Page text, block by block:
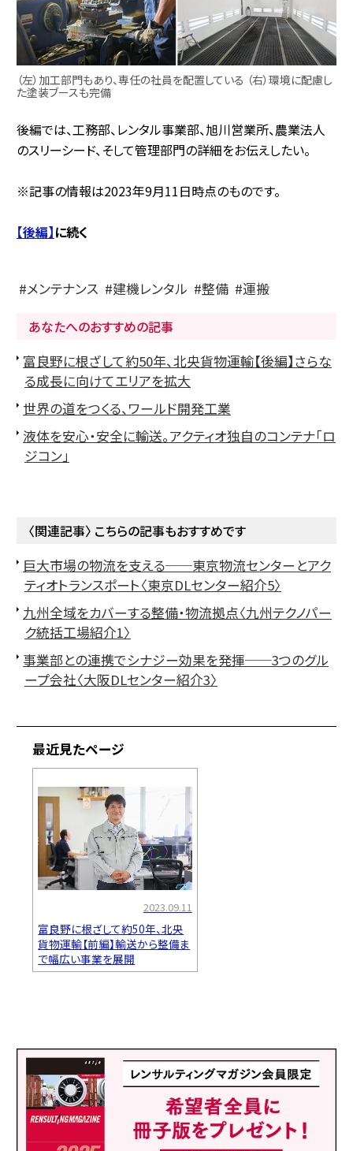
（左）加工部門もあり、専任の社員を配置している （右）環境に配慮し
た塗装ブースも完備
後編では、工務部、レンタル事業部、旭川営業所、農業法人
のスリーシード、そして管理部門の詳細をお伝えしたい。
※記事の情報は2023年9月11日時点のものです。
【後編】に続く
メンテナンス 建機レンタル 整備
運搬
あなたへのおすすめの記事
富良野に根ざして約50年、北央貨物運輸【後編】さらな
る成長に向けてエリアを拡大
世界の道をつくる、ワールド開発工業
液体を安心・安全に輸送。アクティオ独自のコンテナ「ロ
ジコン」
〈関連記事〉 こちらの記事もおすすめです
巨大市場の物流を支える──東京物流センターとアク
ティオトランスポート〈東京DLセンター紹介5〉
九州全域をカバーする整備・物流拠点〈九州テクノパー
ク統括工場紹介1〉
事業部との連携でシナジー効果を発揮──3つのグル
ープ会社〈大阪DLセンター紹介3〉
最近見たページ
2023.09.11
富良野に根ざして約50年、北央
貨物運輸【前編】輸送から整備ま
で幅広い事業を展開